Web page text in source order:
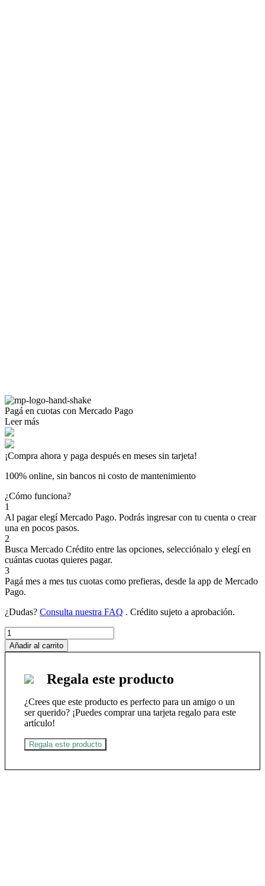
Pagá en cuotas con Mercado Pago
Leer más
¡Compra ahora y paga después en meses sin tarjeta!
100% online, sin bancos ni costo de mantenimiento
¿Cómo funciona?
1
Al pagar elegíMercado Pago. Podrás ingresar con tu cuenta o crear
una en pocos pasos.
2
Busca Mercado Crédito entre las opciones, selecciónalo y elegí en
cuántas cuotas quieres pagar.
3
Pagá mes a mes tus cuotas como prefieras, desde la app de Mercado
Pago.
¿Dudas? Consulta nuestra FAQ . Crédito sujeto a aprobación.
RAMIRO
A.
CALLE
Añadir al carrito
Regala este producto
¿Crees que este producto es perfecto para un amigo o un
ser querido? ¡Puedes comprar una tarjeta regalo para este
artículo!
Regala este producto